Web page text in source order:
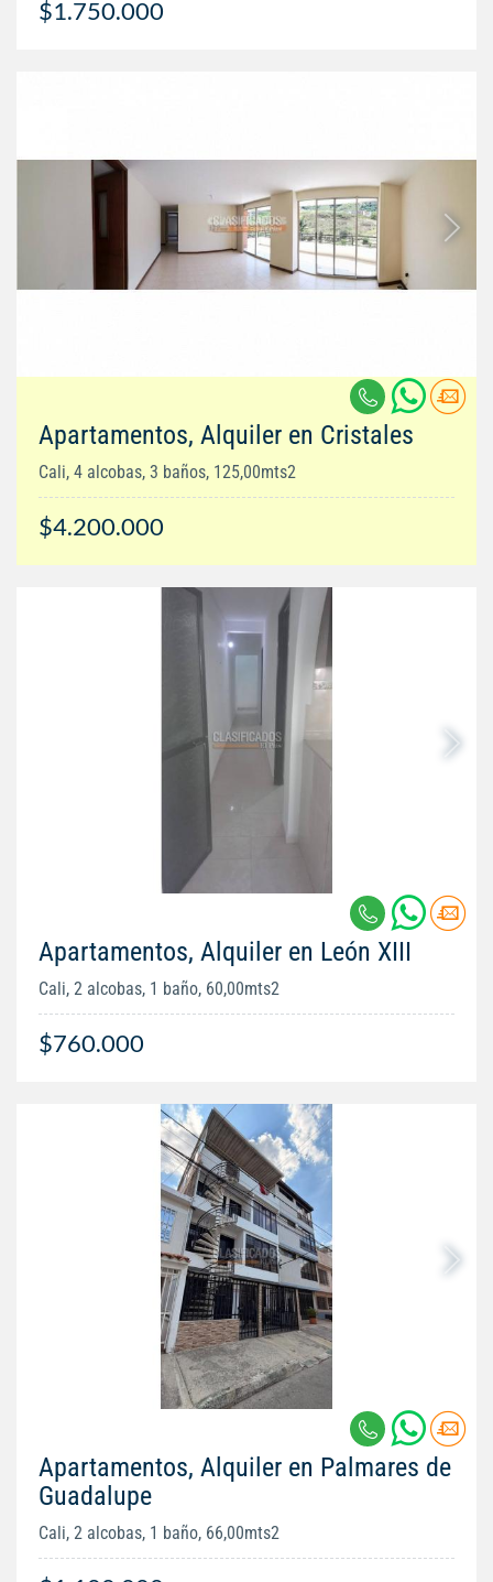
$1.750.000
Apartamentos, Alquiler en Cristales
Cali, 4 alcobas, 3 baños, 125,00mts2
$4.200.000
Apartamentos, Alquiler en León XIII
Cali, 2 alcobas, 1 baño, 60,00mts2
$760.000
Apartamentos, Alquiler en Palmares de
Guadalupe
Cali, 2 alcobas, 1 baño, 66,00mts2